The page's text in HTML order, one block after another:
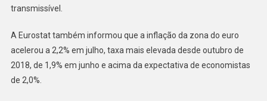
transmissível.
A Eurostat também informou que a inflação da zona do euro
acelerou a 2,2% em julho, taxa mais elevada desde outubro de
2018, de 1,9% em junho e acima da expectativa de economistas
de 2,0%.